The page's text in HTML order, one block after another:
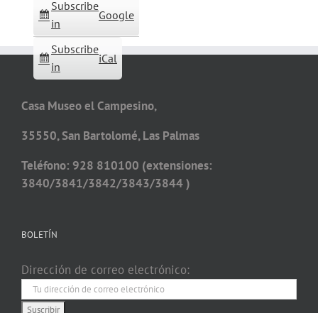
Subscribe
in
Google
Subscribe
in
iCal
Casa Museo el Campesino,
35550, San Bartolomé, Las Palmas
Teléfono: 928 810100 (extensiones:
3840/3841/3842/3843/3844 )
BOLETÍN
Dirección de correo electrónico: